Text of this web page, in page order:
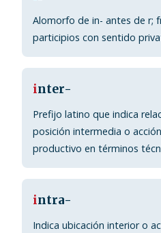
Alomorfo de in- antes de r;
participios con sentido
inter-
Prefijo latino que indica
posición intermedia o
productivo en términos
intra-
Indica ubicación interior o